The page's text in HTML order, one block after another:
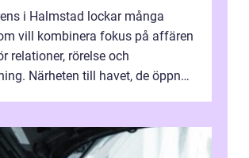
i Halmstad lockar många
vill kombinera fokus på affären
relationer, rörelse och
Närheten till havet, de öppna